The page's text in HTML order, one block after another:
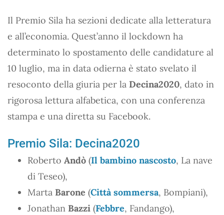
Il Premio Sila ha sezioni dedicate alla letteratura
e all’economia. Quest’anno il lockdown ha
determinato lo spostamento delle candidature al
10 luglio, ma in data odierna è stato svelato il
resoconto della giuria per la Decina2020, dato in
rigorosa lettura alfabetica, con una conferenza
stampa e una diretta su Facebook.
Premio Sila: Decina2020
Roberto Andò (Il bambino nascosto, La nave
di Teseo),
Marta Barone (Città sommersa, Bompiani),
Jonathan Bazzi (Febbre, Fandango),